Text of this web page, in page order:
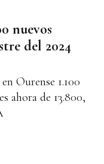
nuevos
del 2024
Ourense 1.100
ahora de 13.800,